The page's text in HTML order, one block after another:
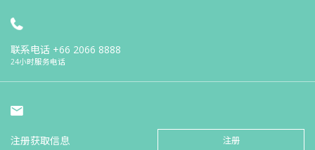
联系电话 +66 2066 8888
24小时服务电话
注册获取信息 注册